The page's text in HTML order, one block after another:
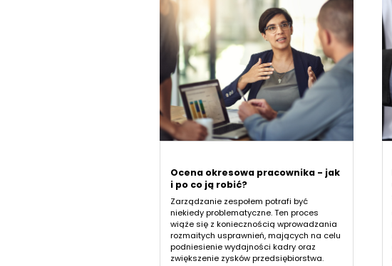
Ocena okresowa pracownika - jak
i po co ją robić?
Zarządzanie zespołem potrafi być
niekiedy problematyczne. Ten proces
wiąże się z koniecznością wprowadzania
rozmaitych usprawnień, mających na celu
podniesienie wydajności kadry oraz
zwiększenie zysków przedsiębiorstwa.